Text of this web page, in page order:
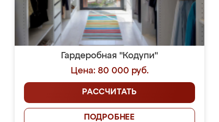
Гардеробная "Кодупи"
Цена: 80 000 руб.
РАССЧИТАТЬ
ПОДРОБНЕЕ